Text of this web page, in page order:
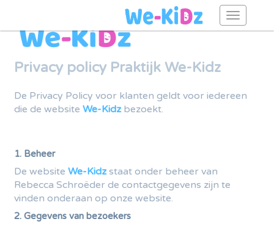
Privacy policy Praktijk We-Kidz
De Privacy Policy voor klanten geldt voor iedereen
die de website We-Kidzbezoekt.
1. Beheer
De website We-Kidzstaat onder beheer van
Rebecca Schroëder de contactgegevens zijn te
vinden onderaan op onze website.
2. Gegevens van bezoekers